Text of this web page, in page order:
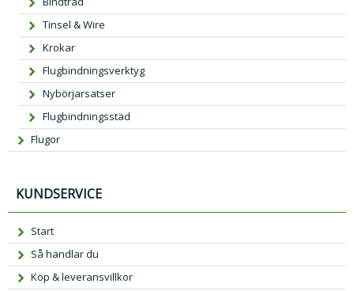
Tinsel & Wire
Krokar
Flugbindningsverktyg
Nybörjarsatser
Flugbindningsstäd
Flugor
KUNDSERVICE
Start
Så handlar du
Köp & leveransvillkor